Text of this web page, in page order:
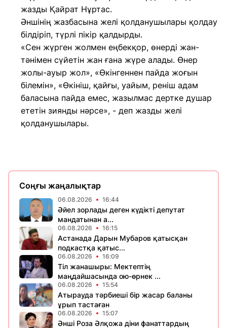
жазды Қайрат Нұртас.
Әншінің жазбасына желі қолданушылары қолдау
білдіріп, түрлі пікір қалдырды.
«Сен жүрген жолмен еңбекқор, өнерді жан-
тәнімен сүйетін жан ғана жүре алады. Өнер
жолы-ауыр жол», «Өкінгеннен пайда жоғын
білемін», «Өкініш, қайғы, уайым, реніш адам
баласына пайда емес, жазылмас дертке душар
ететін зиянды нәрсе», - деп жазды желі
қолданушылары.
Соңғы жаңалықтар
06.08.2026 16:44
Әйел зорлады деген күдікті депутат
мандатынан а...
06.08.2026 16:15
Астанада Дарын Мубаров қатысқан
подкастқа қатыс...
06.08.2026 16:09
Тіл жанашыры: Мектептің
маңдайшасында ою-өрнек ...
06.08.2026 15:54
Атырауда тәрбиеші бір жасар баланы
ұрып тастаған
06.08.2026 15:07
Әнші Роза Әлқожа діни фанаттардың